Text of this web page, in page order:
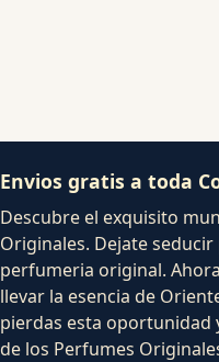
Envios gratis a toda
Descubre el exquisito
Originales. Dejate
perfumeria original.
llevar la esencia de
pierdas esta oportunidad
de los Perfumes